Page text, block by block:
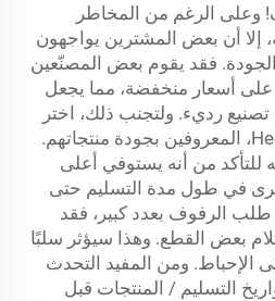
وعلى الرغم من المخاطر
إلا أن بعض المشترين يواجهون
فقد يقوم بعض المصنّعين
على أسعار منخفضة، مما يجعل
رديء. ولتجنب ذلك، اختر
مصنّعين موثوقين مثل Heda، المعروفين بجودة منتجاتهم.
من أنه يستوفي أعلى
في طول مدة التسليم حتى
طلب الرفوف بعدد كبير، فقد
بعض القطع. وهذا سيؤثر سلبًا
الإحباط. ومن المفيد التحدث
التسليم / المنتجات قبل